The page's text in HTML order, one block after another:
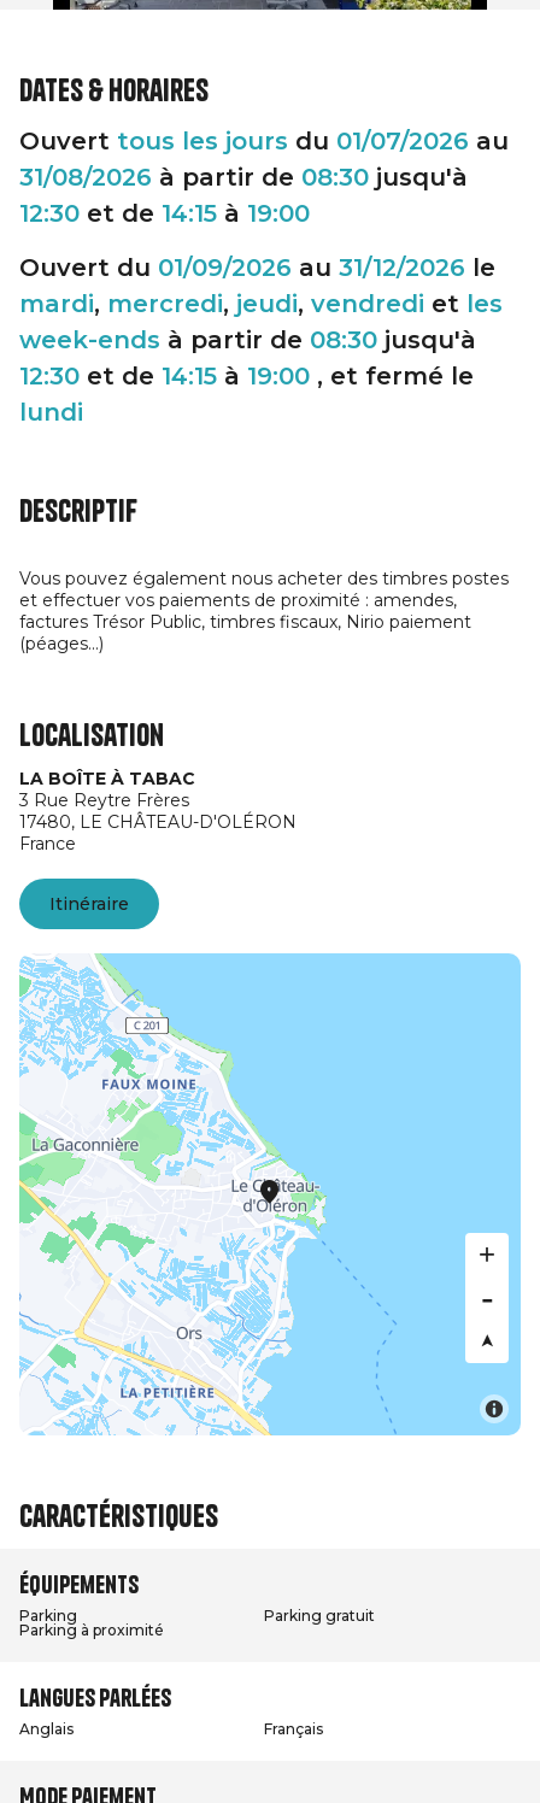
Dates & horaires
Ouvert tous les jours du 01/07/2026 au
31/08/2026 à partir de 08:30 jusqu'à
12:30 et de 14:15 à 19:00
Ouvert du 01/09/2026 au 31/12/2026 le
mardi, mercredi, jeudi, vendredi et les
week-ends à partir de 08:30 jusqu'à
12:30 et de 14:15 à 19:00 , et fermé le
lundi
Descriptif
Vous pouvez également nous acheter des timbres postes
et effectuer vos paiements de proximité : amendes,
factures Trésor Public, timbres fiscaux, Nirio paiement
(péages...)
Localisation
LA BOÎTE À TABAC
3 Rue Reytre Frères
17480, LE CHÂTEAU-D'OLÉRON
France
Itinéraire
Caractéristiques
Équipements
Parking
Parking gratuit
Parking à proximité
Langues parlées
Anglais Français
Mode paiement